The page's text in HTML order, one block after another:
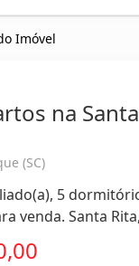
Imóvel
na
(SC)
5
venda. Santa